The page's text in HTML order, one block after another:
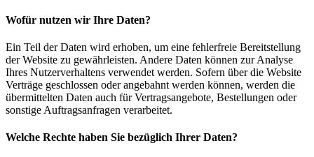
Wofür nutzen wir Ihre Daten?
Ein Teil der Daten wird erhoben, um eine fehlerfreie Bereitstellung
der Website zu gewährleisten. Andere Daten können zur Analyse
Ihres Nutzerverhaltens verwendet werden. Sofern über die Website
Verträge geschlossen oder angebahnt werden können, werden die
übermittelten Daten auch für Vertragsangebote, Bestellungen oder
sonstige Auftragsanfragen verarbeitet.
Welche Rechte haben Sie bezüglich Ihrer Daten?